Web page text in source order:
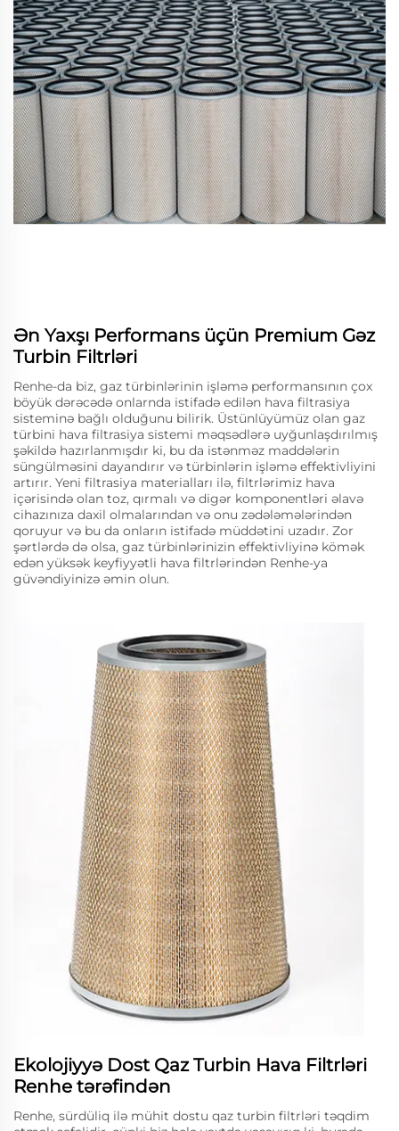
Ən Yaxşı Performans üçün Premium Gəz
Turbin Filtrləri
Renhe-da biz, gaz türbinlərinin işləmə performansının çox
böyük dərəcədə onlarnda istifadə edilən hava filtrasiya
sisteminə bağlı olduğunu bilirik. Üstünlüyümüz olan gaz
türbini hava filtrasiya sistemi məqsədlərə uyğunlaşdırılmış
şəkildə hazırlanmışdır ki, bu da istənməz maddələrin
süngülməsini dayandırır və türbinlərin işləmə effektivliyini
artırır. Yeni filtrasiya materialları ilə, filtrlərimiz hava
içərisində olan toz, qırmalı və digər komponentləri əlavə
cihazınıza daxil olmalarından və onu zədələmələrindən
qoruyur və bu da onların istifadə müddətini uzadır. Zor
şərtlərdə də olsa, gaz türbinlərinizin effektivliyinə kömək
edən yüksək keyfiyyətli hava filtrlərindən Renhe-ya
güvəndiyinizə əmin olun.
Ekolojiyyə Dost Qaz Turbin Hava Filtrləri
Renhe tərəfindən
Renhe, sürdüliq ilə mühit dostu qaz turbin filtrləri təqdim